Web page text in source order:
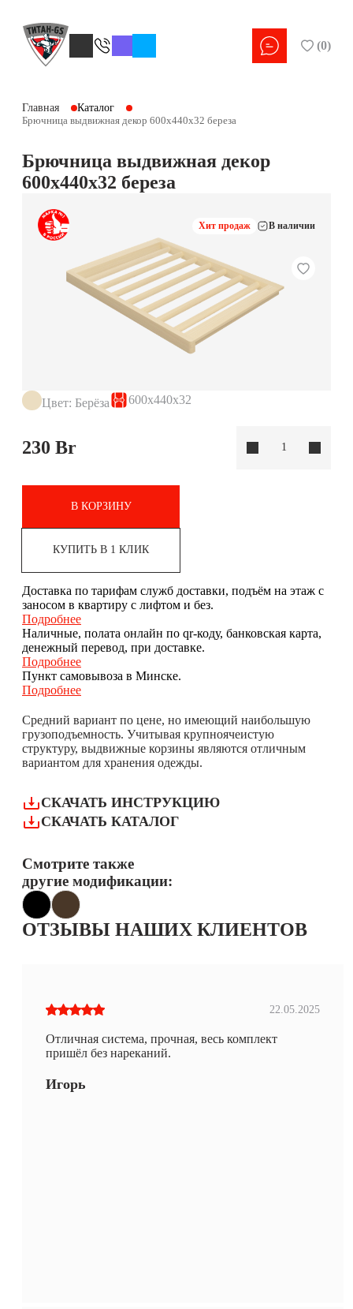
(0)
Главная
Каталог
Брючница выдвижная декор 600х440х32 береза
Брючница выдвижная декор
600х440х32 береза
Хит продаж В наличии
Цвет: Берёза 600х440х32
230 Br
В КОРЗИНУ
КУПИТЬ В 1 КЛИК
Доставка по тарифам служб доставки, подъём на этаж с
заносом в квартиру с лифтом и без.
Подробнее
Наличные, полата онлайн по qr-коду, банковская карта,
денежный перевод, при доставке.
Подробнее
Пункт самовывоза в Минске.
Подробнее
Средний вариант по цене, но имеющий наибольшую
грузоподъемность. Учитывая крупноячеистую
структуру, выдвижные корзины являются отличным
вариантом для хранения одежды.
СКАЧАТЬ ИНСТРУКЦИЮ
СКАЧАТЬ КАТАЛОГ
Смотрите также
другие модификации:
ОТЗЫВЫ НАШИХ КЛИЕНТОВ
22.05.2025
Отличная система, прочная, весь комплект
пришёл без нареканий.
Игорь